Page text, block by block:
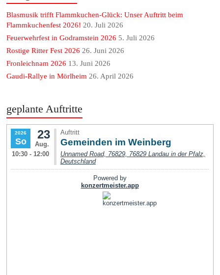
Blasmusik trifft Flammkuchen-Glück: Unser Auftritt beim
Flammkuchenfest 2026! 20. Juli 2026
Feuerwehrfest in Godramstein 2026 5. Juli 2026
Rostige Ritter Fest 2026 26. Juni 2026
Fronleichnam 2026 13. Juni 2026
Gaudi-Rallye in Mörlheim 26. April 2026
geplante Auftritte